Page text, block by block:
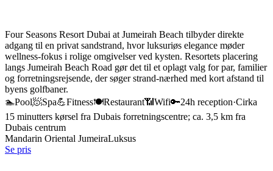
Four Seasons Resort Dubai at Jumeirah Beach tilbyder direkte
adgang til en privat sandstrand, hvor luksuriøs elegance møder
wellness-fokus i rolige omgivelser ved kysten. Resortets placering
langs Jumeirah Beach Road gør det til et oplagt valg for par, familier
og forretningsrejsende, der søger strand-nærhed med kort afstand til
byens golfbaner.
🏊Pool🧖Spa💪Fitness🍽️Restaurant📶 Wifi🔑24h reception·Cirka
15 minutters kørsel fra Dubais forretningscentre; ca. 3,5 km fra
Dubais centrum
Mandarin Oriental JumeiraLuksus
Se pris